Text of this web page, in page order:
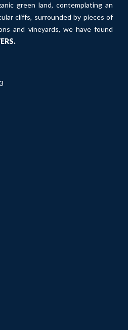
green land, contemplating an
cliffs, surrounded by pieces of
and vineyards, we have found